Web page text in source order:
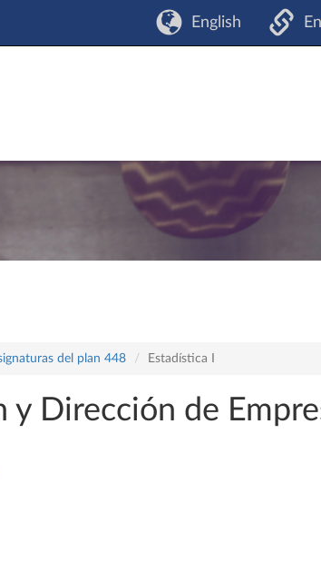
English
del plan 448 Estadística I
Dirección de